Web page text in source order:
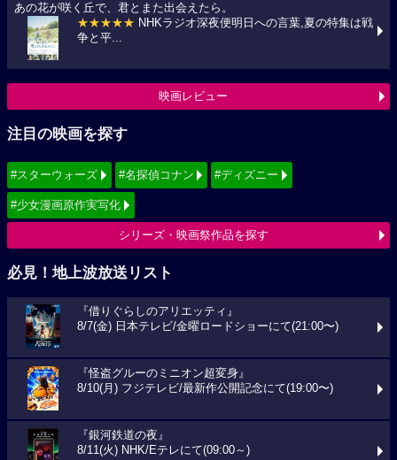
あの花が咲く丘で、君とまた出会えたら。
★★★★★ NHKラジオ深夜便明日への言葉,夏の特集は戦
争と平...
映画レビュー
注目の映画を探す
#スターウォーズ #名探偵コナン #ディズニー
#少女漫画原作実写化
シリーズ・映画祭作品を探す
必見！地上波放送リスト
『借りぐらしのアリエッティ』
8/7(金) 日本テレビ/金曜ロードショーにて(21:00〜)
『怪盗グルーのミニオン超変身』
8/10(月) フジテレビ/最新作公開記念にて(19:00〜)
『銀河鉄道の夜』
8/11(火) NHK/Eテレにて(09:00～)